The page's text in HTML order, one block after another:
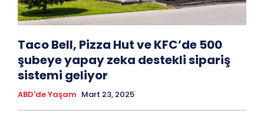
Taco Bell, Pizza Hut ve KFC’de 500
şubeye yapay zeka destekli sipariş
sistemi geliyor
ABD'de Yaşam Mart 23, 2025